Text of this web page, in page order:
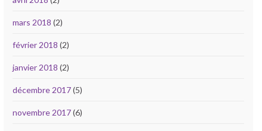
mars 2018 (2)
février 2018 (2)
janvier 2018 (2)
décembre 2017(5)
novembre 2017(6)